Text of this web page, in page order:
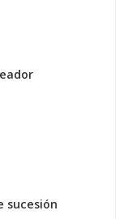
sucesión